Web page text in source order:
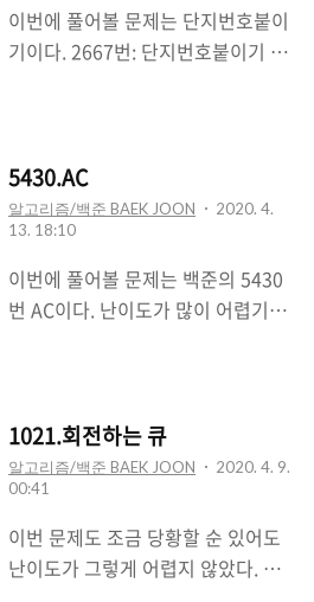
이번에 풀어볼 문제는 단지번호붙이
기이다. 2667번: 단지번호붙이기 과
지고 연결된 집들의 모임인 단지를
정의하고, 단지에 번호를 붙이려 한
다. � www.acmicpc.net 생각보
다 이상한곳에 막혀서 시간낭비를
했다. 시간은 1시간 30분정도 걸렸
고 목표한 시간보다 30분이나 초과
루종일 걸렸다.. 후... DFS를 이용해
서 풀었고 이 문제의 포인트는
Stack를 이용하되 Stack에 자신이
이다. 그래야지 DFS로 쭈욱 탐색하
다가 막혔을 때 다시 돌아가서 탐색
5430.AC
알고리즘/백준 BAEK JOON
2020. 4.
13. 18:10
이번에 풀어볼 문제는 백준의 5430
번 AC이다. 난이도가 많이 어렵기보
서 새로운 언어 AC를 만들었다. AC
는 정수 배열에 연산을 하기 위해 만
든 언어이다. 이 언어에는 두 가지 함
수 R(뒤집기)과 D(버리기)가 있다.
함수 R은 배열에 있는 숫자의 순서
를 뒤집는 함수이고, D는 첫 번째 숫
1021.회전하는 큐
알고리즘/백준 BAEK JOON
2020. 4. 9.
00:41
이번 문제도 조금 당황할 순 있어도
난이도가 그렇게 어렵지 않았다. 문